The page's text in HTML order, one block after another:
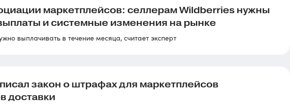
маркетплейсов: селлерам Wildberries нужны
и системные изменения на рынке
выплачивать в течение месяца, считает эксперт
закон о штрафах для маркетплейсов
доставки